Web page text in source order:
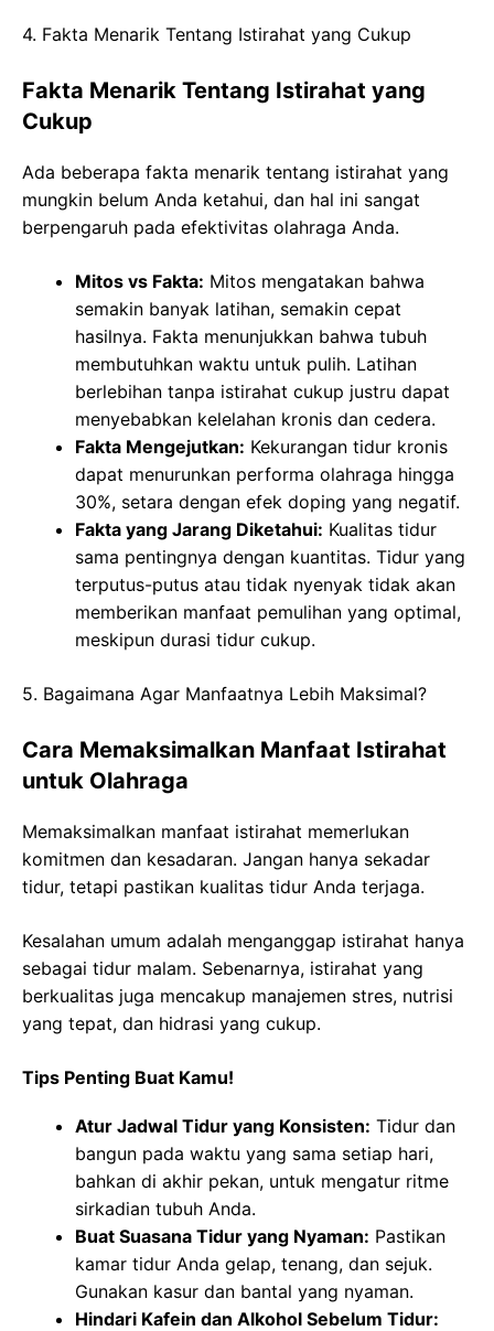
4. Fakta Menarik Tentang Istirahat yang Cukup
Fakta Menarik Tentang Istirahat yang
Cukup
Ada beberapa fakta menarik tentang istirahat yang
mungkin belum Anda ketahui, dan hal ini sangat
berpengaruh pada efektivitas olahraga Anda.
Mitos vs Fakta: Mitos mengatakan bahwa
semakin banyak latihan, semakin cepat
hasilnya. Fakta menunjukkan bahwa tubuh
membutuhkan waktu untuk pulih. Latihan
berlebihan tanpa istirahat cukup justru dapat
menyebabkan kelelahan kronis dan cedera.
Fakta Mengejutkan: Kekurangan tidur kronis
dapat menurunkan performa olahraga hingga
30%, setara dengan efek doping yang negatif.
Fakta yang Jarang Diketahui: Kualitas tidur
sama pentingnya dengan kuantitas. Tidur yang
terputus-putus atau tidak nyenyak tidak akan
memberikan manfaat pemulihan yang optimal,
meskipun durasi tidur cukup.
5. Bagaimana Agar Manfaatnya Lebih Maksimal?
Cara Memaksimalkan Manfaat Istirahat
untuk Olahraga
Memaksimalkan manfaat istirahat memerlukan
komitmen dan kesadaran. Jangan hanya sekadar
tidur, tetapi pastikan kualitas tidur Anda terjaga.
Kesalahan umum adalah menganggap istirahat hanya
sebagai tidur malam. Sebenarnya, istirahat yang
berkualitas juga mencakup manajemen stres, nutrisi
yang tepat, dan hidrasi yang cukup.
Tips Penting Buat Kamu!
Atur Jadwal Tidur yang Konsisten: Tidur dan
bangun pada waktu yang sama setiap hari,
bahkan di akhir pekan, untuk mengatur ritme
sirkadian tubuh Anda.
Buat Suasana Tidur yang Nyaman: Pastikan
kamar tidur Anda gelap, tenang, dan sejuk.
Gunakan kasur dan bantal yang nyaman.
Hindari Kafein dan Alkohol Sebelum Tidur: